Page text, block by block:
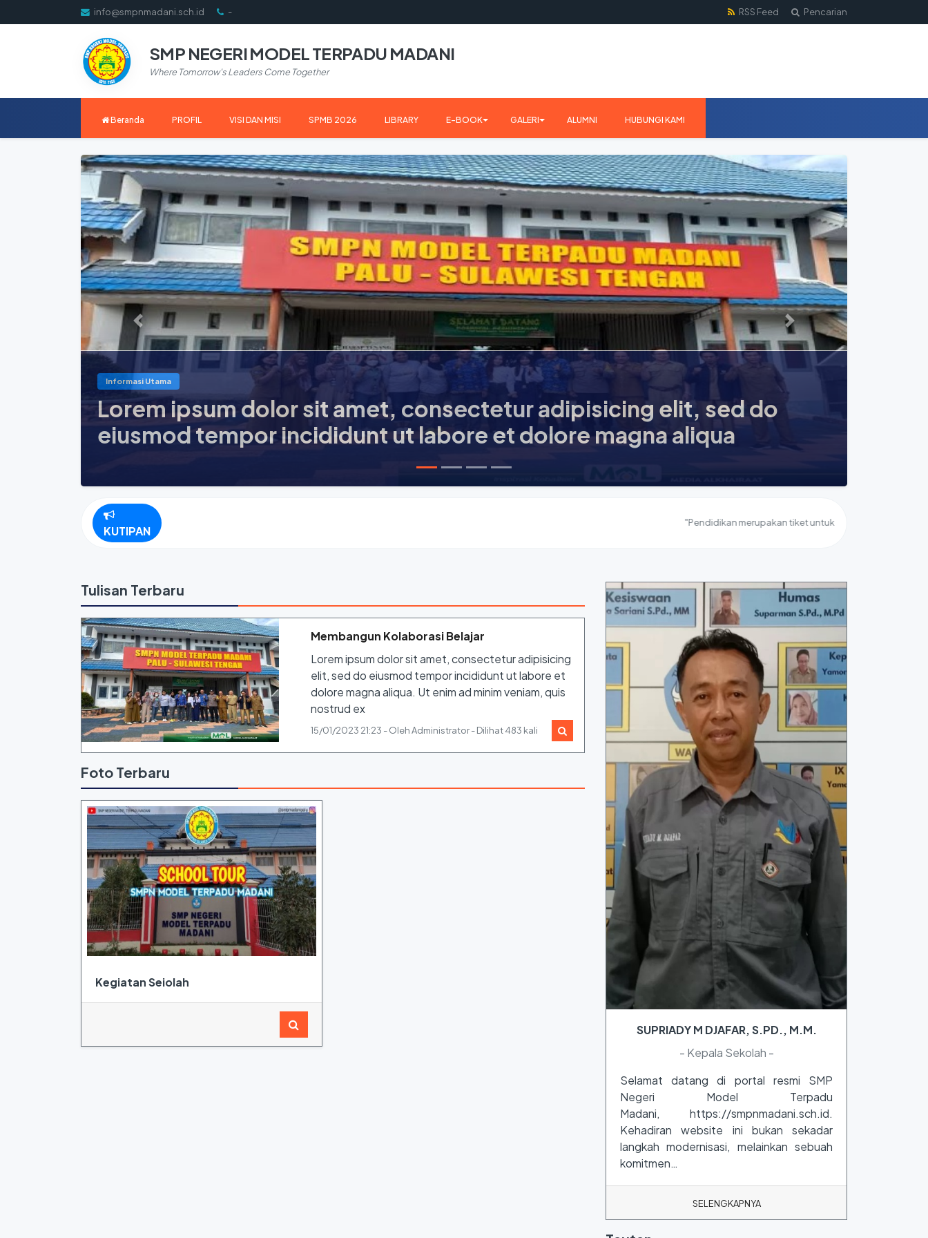
info@smpnmadani.sch.id - RSS Feed Pencarian
SMP NEGERI MODEL TERPADU MADANI
Where Tomorrow's Leaders Come Together
Beranda PROFIL VISI DAN MISI SPMB 2026 LIBRARY E-BOOK GALERI ALUMNI HUBUNGI KAMI
adipisicing elit, sed do
et dolore magna aliqua
Informasi Utama
Lorem ipsum dolor sit amet, consectetur
eiusmod tempor incididunt ut labore et
Previous Next
KUTIPAN
"Pendidikan merupakan tiket untuk masa depan. Hari esok
Tulisan Terbaru
Membangun Kolaborasi Belajar
Lorem ipsum dolor sit amet, consectetur adipisicing
elit, sed do eiusmod tempor incididunt ut labore et
dolore magna aliqua. Ut enim ad minim veniam, quis
nostrud ex
15/01/2023 21:23 - Oleh Administrator - Dilihat 483 kali
Foto Terbaru
Kegiatan Seiolah
SUPRIADY M DJAFAR, S.PD., M.M.
- Kepala Sekolah -
Selamat datang di portal resmi SMP
Negeri Model Terpadu
Madani, https://smpnmadani.sch.id.
Kehadiran website ini bukan sekadar
langkah modernisasi, melainkan sebuah
komitmen…
SELENGKAPNYA